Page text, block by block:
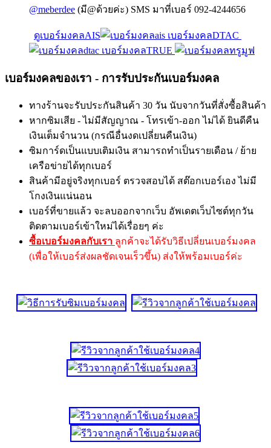
@meberdee (มี@ด้วยค่ะ) SMS มาที่เบอร์ 092-4244656
ดูเบอร์มงคลAIS
เบอร์มงคลDTAC
เบอร์มงคลTRUE
เบอร์มงคลของเรา - การรับประกันเบอร์มงคล
ทางร้านจะรับประกันสินค้า 30 วัน นับจากวันที่สั่งซื้อสินค้า
หากซิมเสีย - ไม่มีสัญญาณ - โทรเข้า-ออก ไม่ได้ ยินดีคืน
เงินเต็มจำนวน (กรณีอื่นงดเปลี่ยนคืนเงิน)
ซิมการ์ดเป็นแบบเติมเงิน สามารถทำเป็นรายเดือน / ย้าย
เครือข่ายได้ทุกเบอร์
สินค้ามีอยู่จริงทุกเบอร์ ตรวจสอบได้ สต๊อกเบอร์เอง ไม่มี
โกงเงินแน่นอน
เบอร์ที่ขายแล้ว จะลบออกจากเว็บ อัพเดตเว็บไซต์ทุกวัน
ติดตามเบอร์เข้าใหม่ได้เรื่อยๆ ค่ะ
ซื้อเบอร์มงคลกับเรา ลูกค้าจะได้รับวิธีเปลี่ยนเบอร์มงคล
(เพื่อให้เบอร์ส่งผลชัดเจนเร็วขึ้น) ส่งให้พร้อมเบอร์ค่ะ